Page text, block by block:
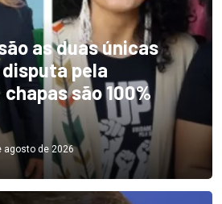
as duas únicas
pela
são 100%
agosto de 2026